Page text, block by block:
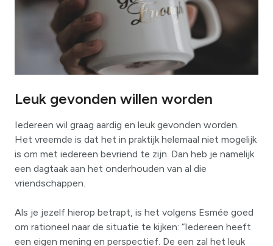
Leuk gevonden willen worden
Iedereen wil graag aardig en leuk gevonden worden.
Het vreemde is dat het in praktijk helemaal niet mogelijk
is om met iedereen bevriend te zijn. Dan heb je namelijk
een dagtaak aan het onderhouden van al die
vriendschappen.
Als je jezelf hierop betrapt, is het volgens Esmée goed
om rationeel naar de situatie te kijken: “Iedereen heeft
een eigen mening en perspectief. De een zal het leuk